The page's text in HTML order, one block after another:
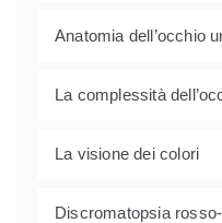
Anatomia dell’occhio
La complessità
La visione dei colori
Discromatopsia